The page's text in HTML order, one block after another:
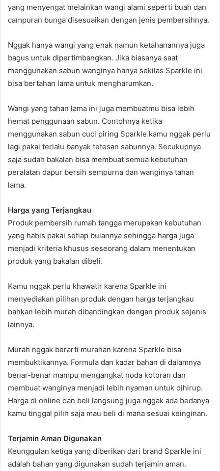
yang menyengat melainkan wangi alami seperti buah dan
campuran bunga disesuaikan dengan jenis pembersihnya.
Nggak hanya wangi yang enak namun ketahanannya juga
bagus untuk dipertimbangkan. Jika biasanya saat
menggunakan sabun wanginya hanya sekilas Sparkle ini
bisa bertahan lama untuk mengharumkan.
Wangi yang tahan lama ini juga membuatmu bisa lebih
hemat penggunaan sabun. Contohnya ketika
menggunakan sabun cuci piring Sparkle kamu nggak perlu
lagi pakai terlalu banyak tetesan sabunnya. Secukupnya
saja sudah bakalan bisa membuat semua kebutuhan
peralatan dapur bersih sempurna dan wanginya tahan
lama.
Harga yang Terjangkau
Produk pembersih rumah tangga merupakan kebutuhan
yang habis pakai setiap bulannya sehingga harga juga
menjadi kriteria khusus seseorang dalam menentukan
produk yang bakalan dibeli.
Kamu nggak perlu khawatir karena Sparkle ini
menyediakan pilihan produk dengan harga terjangkau
bahkan lebih murah dibandingkan dengan produk sejenis
lainnya.
Murah nggak berarti murahan karena Sparkle bisa
membuktikannya. Formula dan kadar bahan di dalamnya
benar-benar mampu mengangkat noda kotoran dan
membuat wanginya menjadi lebih nyaman untuk dihirup.
Harga di online dan beli langsung juga nggak ada bedanya
kamu tinggal pilih saja mau beli di mana sesuai keinginan.
Terjamin Aman Digunakan
Keunggulan ketiga yang diberikan dari brand Sparkle ini
adalah bahan yang digunakan sudah terjamin aman.